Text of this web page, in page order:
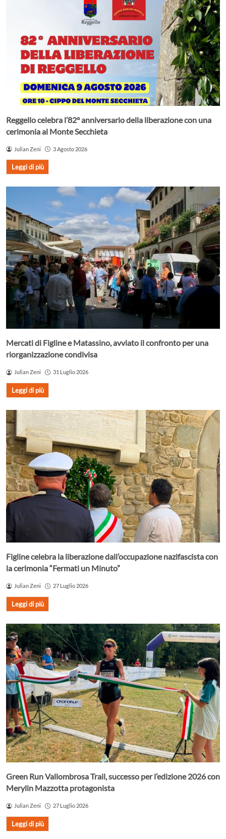
Reggello celebra l’82° anniversario della liberazione con una
cerimonia al Monte Secchieta
Julian Zeni 3 Agosto 2026
Leggi di più
Mercati di Figline e Matassino, avviato il confronto per una
riorganizzazione condivisa
Julian Zeni 31 Luglio 2026
Leggi di più
Figline celebra la liberazione dall’occupazione nazifascista con
la cerimonia “Fermati un Minuto”
Julian Zeni 27 Luglio 2026
Leggi di più
Green Run Vallombrosa Trail, successo per l’edizione 2026 con
Merylin Mazzotta protagonista
Julian Zeni 27 Luglio 2026
Leggi di più